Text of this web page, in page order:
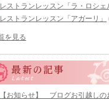
レストランレッスン「ラ・ロシェ
レストランレッスン「アガーリ」
を見る
【お知らせ】 ブログお引越しの